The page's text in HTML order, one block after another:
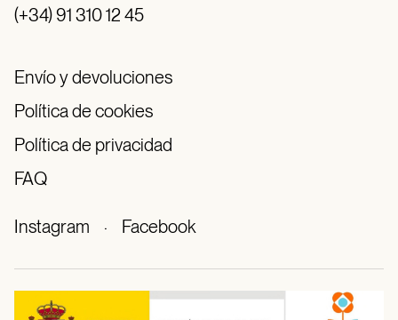
(+34) 91 310 12 45
Envío y devoluciones
Política de cookies
Política de privacidad
FAQ
Instagram · Facebook